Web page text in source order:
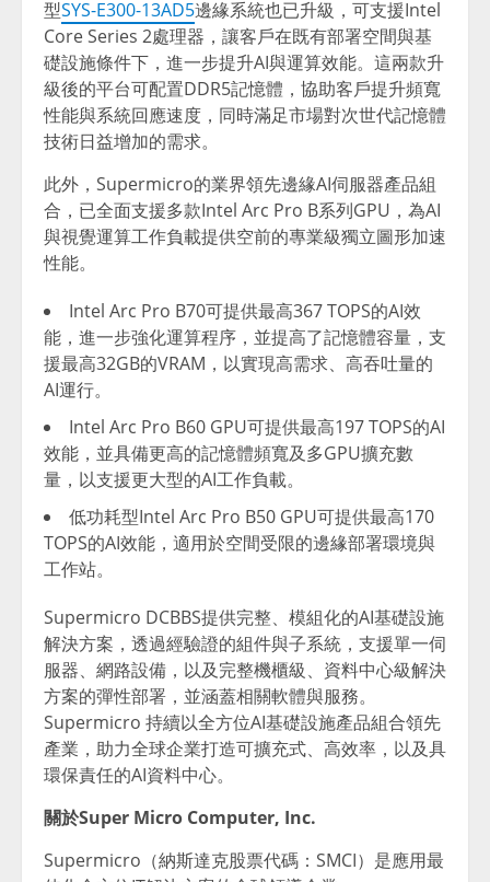
型SYS-E300-13AD5邊緣系統也已升級，可支援Intel
Core Series 2處理器，讓客戶在既有部署空間與基
礎設施條件下，進一步提升AI與運算效能。這兩款升
級後的平台可配置DDR5記憶體，協助客戶提升頻寬
性能與系統回應速度，同時滿足市場對次世代記憶體
技術日益增加的需求。
此外，Supermicro的業界領先邊緣AI伺服器產品組
合，已全面支援多款Intel Arc Pro B系列GPU，為AI
與視覺運算工作負載提供空前的專業級獨立圖形加速
性能。
Intel Arc Pro B70可提供最高367 TOPS的AI效
能，進一步強化運算程序，並提高了記憶體容量，支
援最高32GB的VRAM，以實現高需求、高吞吐量的
AI運行。
Intel Arc Pro B60 GPU可提供最高197 TOPS的AI
效能，並具備更高的記憶體頻寬及多GPU擴充數
量，以支援更大型的AI工作負載。
低功耗型Intel Arc Pro B50 GPU可提供最高170
TOPS的AI效能，適用於空間受限的邊緣部署環境與
工作站。
Supermicro DCBBS提供完整、模組化的AI基礎設施
解決方案，透過經驗證的組件與子系統，支援單一伺
服器、網路設備，以及完整機櫃級、資料中心級解決
方案的彈性部署，並涵蓋相關軟體與服務。
Supermicro 持續以全方位AI基礎設施產品組合領先
產業，助力全球企業打造可擴充式、高效率，以及具
環保責任的AI資料中心。
關於Super Micro Computer, Inc.
Supermicro（納斯達克股票代碼：SMCI）是應用最